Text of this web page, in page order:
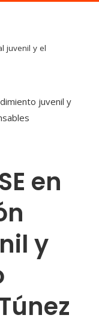
juvenil y el
en
y